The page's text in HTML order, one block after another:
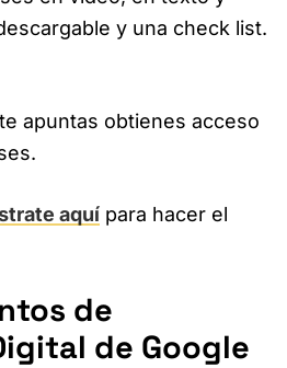
y una check list.
apuntas obtienes acceso
aquí para hacer el
de
de Google